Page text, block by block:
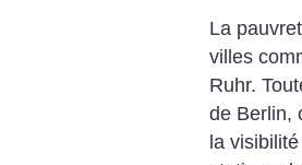
La
villes
Ruhr.
de Berlin,
la